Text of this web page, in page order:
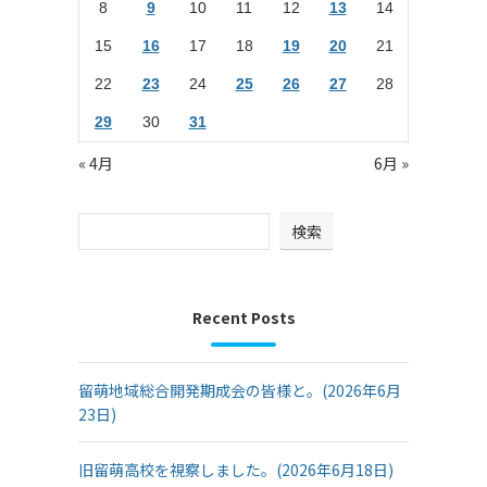
8 9 10 11 12 13 14
15 16 17 18 19 20 21
22 23 24 25 26 27 28
29 30 31
« 4月 6月 »
検索
Recent Posts
留萌地域総合開発期成会の皆様と。(2026年6月
23日)
旧留萌高校を視察しました。(2026年6月18日)